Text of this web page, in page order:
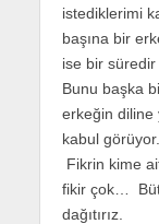
istediklerimi
başına bir
ise bir
Bunu başka
erkeğin diline
kabul
Fikrin kime
fikir çok…
dağıtırız.